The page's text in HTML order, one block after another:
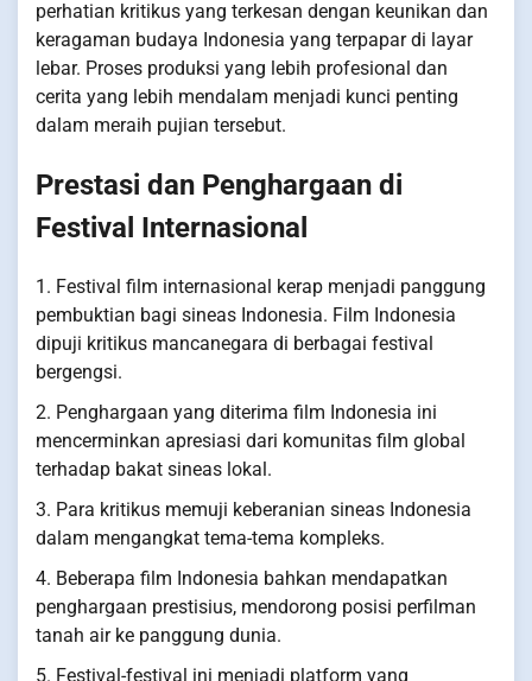
perhatian kritikus yang terkesan dengan keunikan dan
keragaman budaya Indonesia yang terpapar di layar
lebar. Proses produksi yang lebih profesional dan
cerita yang lebih mendalam menjadi kunci penting
dalam meraih pujian tersebut.
Prestasi dan Penghargaan di
Festival Internasional
1. Festival film internasional kerap menjadi panggung
pembuktian bagi sineas Indonesia. Film Indonesia
dipuji kritikus mancanegara di berbagai festival
bergengsi.
2. Penghargaan yang diterima film Indonesia ini
mencerminkan apresiasi dari komunitas film global
terhadap bakat sineas lokal.
3. Para kritikus memuji keberanian sineas Indonesia
dalam mengangkat tema-tema kompleks.
4. Beberapa film Indonesia bahkan mendapatkan
penghargaan prestisius, mendorong posisi perfilman
tanah air ke panggung dunia.
5. Festival-festival ini menjadi platform yang